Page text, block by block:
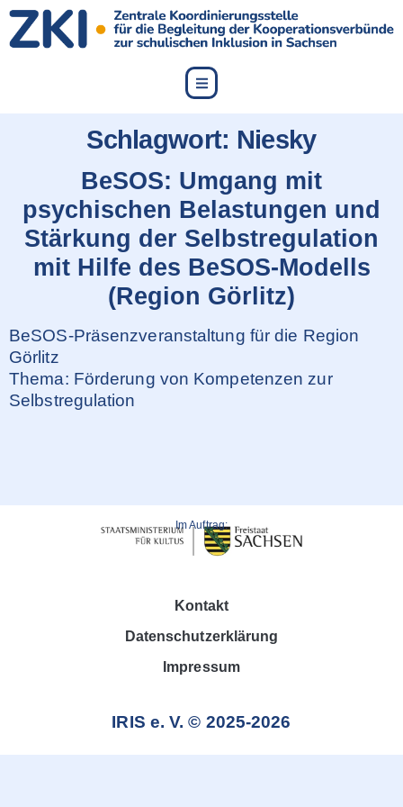
content
Schlagwort: Niesky
BeSOS: Umgang mit
psychischen Belastungen und
Stärkung der Selbstregulation
mit Hilfe des BeSOS-Modells
(Region Görlitz)
BeSOS-Präsenzveranstaltung für die Region
Görlitz
Thema: Förderung von Kompetenzen zur
Selbstregulation
Im Auftrag:
Kontakt
Datenschutzerklärung
Impressum
IRIS e. V. © 2025-2026